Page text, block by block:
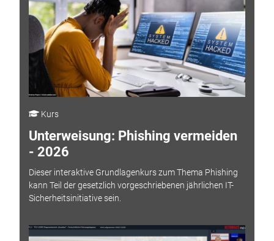
Kurs
Unterweisung: Phishing vermeiden
- 2026
Dieser interaktive Grundlagenkurs zum Thema Phishing
kann Teil der gesetzlich vorgeschriebenen jährlichen IT-
Sicherheitsinitiative sein.